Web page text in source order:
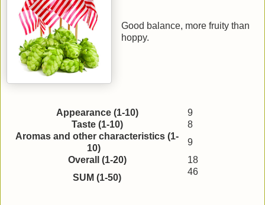
Good balance, more fruity than
hoppy.
Appearance (1-10)
9
Taste (1-10)
8
Aromas and other characteristics (1-
10)
9
Overall (1-20)
18
SUM (1-50)
46